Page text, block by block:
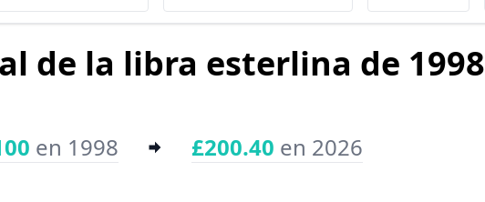
de la libra esterlina de 1998
en 1998 £200.40 en 2026